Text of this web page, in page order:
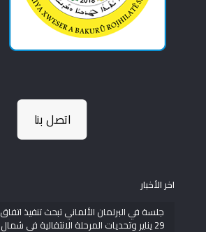
اتصل بنا
اخر الأخبار
جلسة في البرلمان الألماني تبحث تنفيذ اتفاق
29 يناير وتحديات المرحلة الانتقالية في شمال